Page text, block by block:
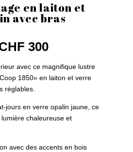
en laiton et
avec bras
était :
350.
300Le
actuel
est :
avec ce magnifique lustre
1850» en laiton et verre
réglables.
jours en verre opalin jaune, ce
chaleureuse et
avec des accents en bois